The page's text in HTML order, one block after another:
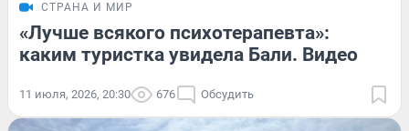
СТРАНА И МИР
«Лучше всякого психотерапевта»:
каким туристка увидела Бали. Видео
11 июля, 2026, 20:30 676 Обсудить